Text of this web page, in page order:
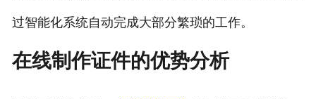
过智能化系统自动完成大部分繁琐的工作。
在线制作证件的优势分析